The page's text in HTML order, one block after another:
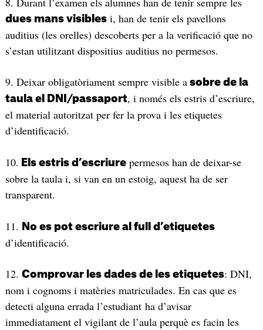
dues mans visiblesi, han de tenir els pavellons
auditius (les orelles) descoberts per a la verificació que no
s’estan utilitzant dispositius auditius no permesos.
9. Deixar obligatòriament sempre visible asobre de la
taula el DNI/passaport, i només els estris d’escriure,
el material autoritzat per fer la prova i les etiquetes
d’identificació.
10. Els estris d’escriurepermesos han de deixar-se
sobre la taula i, si van en un estoig, aquest ha de ser
transparent.
11. No es pot escriure al full d’etiquetes
d’identificació.
12. Comprovar les dades de les etiquetes: DNI,
nom i cognoms i matèries matriculades. En cas que es
detecti alguna errada l’estudiant ha d’avisar
immediatament el vigilant de l’aula perquè es facin les